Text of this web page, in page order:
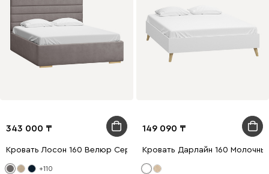
343 000
Кровать Лосон 160 Велюр Серый
+110
149 090
Кровать Дарлайн 160